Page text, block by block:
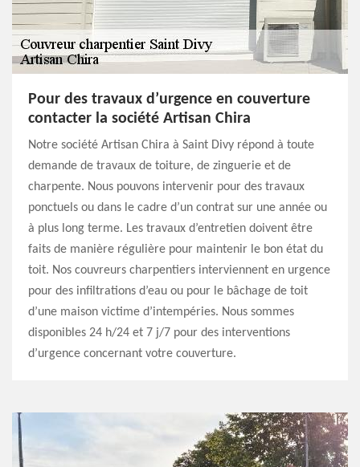
Pour des travaux d’urgence en couverture
contacter la société Artisan Chira
Notre société Artisan Chira à Saint Divy répond à toute
demande de travaux de toiture, de zinguerie et de
charpente. Nous pouvons intervenir pour des travaux
ponctuels ou dans le cadre d’un contrat sur une année ou
à plus long terme. Les travaux d’entretien doivent être
faits de manière régulière pour maintenir le bon état du
toit. Nos couvreurs charpentiers interviennent en urgence
pour des infiltrations d’eau ou pour le bâchage de toit
d’une maison victime d’intempéries. Nous sommes
disponibles 24 h/24 et 7 j/7 pour des interventions
d’urgence concernant votre couverture.